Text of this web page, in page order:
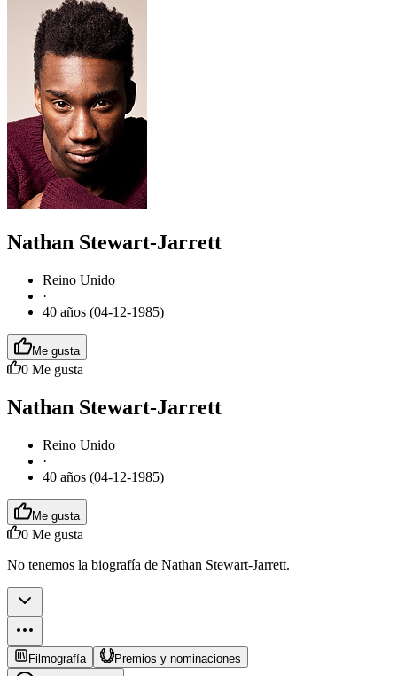
Nathan Stewart-Jarrett
Reino Unido
·
40 años (04-12-1985)
Me gusta
0 Me gusta
Nathan Stewart-Jarrett
Reino Unido
·
40 años (04-12-1985)
Me gusta
0 Me gusta
No tenemos la biografía de Nathan Stewart-Jarrett.
Filmografía Premios y nominaciones